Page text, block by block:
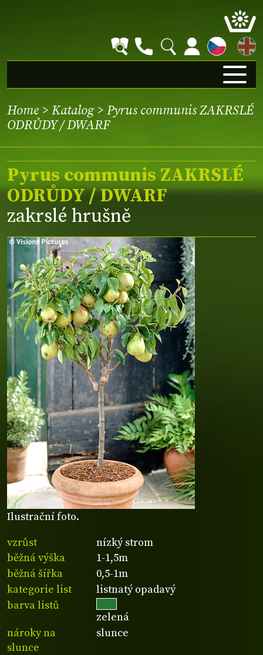
EN
Home > Katalog> Pyrus communis ZAKRSLÉ
ODRŮDY / DWARF
Ilustrační foto.
Pyrus communis ZAKRSLÉ
ODRŮDY / DWARF
zakrslé hrušně
vzrůst
nízký strom
běžná výška
1-1,5m
běžná šířka
0,5-1m
kategorie list
listnatý opadavý
barva listů
zelená
nároky na
slunce
slunce